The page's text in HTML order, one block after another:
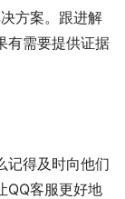
方案。跟进解
有需要提供证据
记得及时向他们
QQ客服更好地